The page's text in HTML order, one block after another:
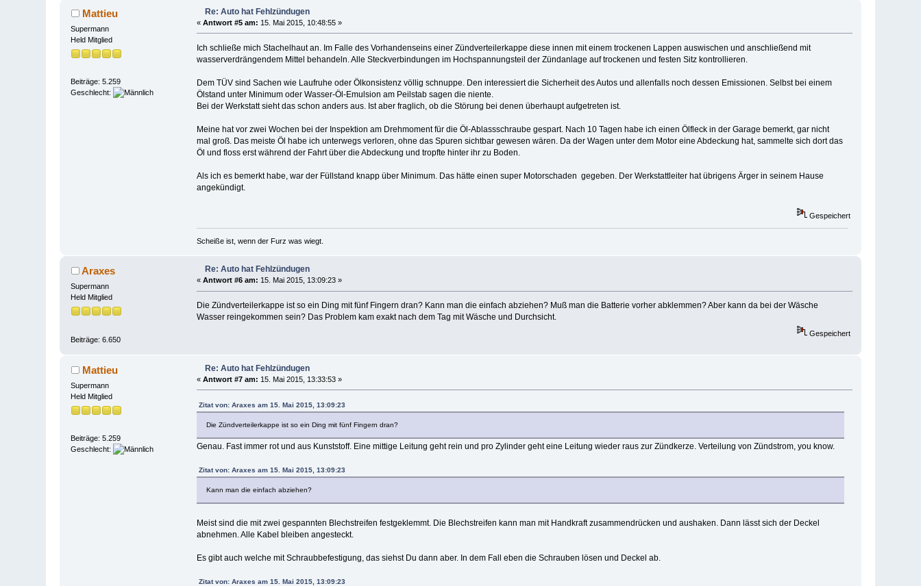
Mattieu
Supermann
Held Mitglied
Beiträge: 5.259
Geschlecht:
Re: Auto hat Fehlzündugen
« Antwort #5 am: 15. Mai 2015, 10:48:55 »
Ich schließe mich Stachelhaut an. Im Falle des Vorhandenseins einer Zündverteilerkappe diese innen mit einem trockenen Lappen auswischen und anschließend mit
wasserverdrängendem Mittel behandeln. Alle Steckverbindungen im Hochspannungsteil der Zündanlage auf trockenen und festen Sitz kontrollieren.
Dem TÜV sind Sachen wie Laufruhe oder Ölkonsistenz völlig schnuppe. Den interessiert die Sicherheit des Autos und allenfalls noch dessen Emissionen. Selbst bei einem
Ölstand unter Minimum oder Wasser-Öl-Emulsion am Peilstab sagen die niente.
Bei der Werkstatt sieht das schon anders aus. Ist aber fraglich, ob die Störung bei denen überhaupt aufgetreten ist.
Meine hat vor zwei Wochen bei der Inspektion am Drehmoment für die Öl-Ablassschraube gespart. Nach 10 Tagen habe ich einen Ölfleck in der Garage bemerkt, gar nicht
mal groß. Das meiste Öl habe ich unterwegs verloren, ohne das Spuren sichtbar gewesen wären. Da der Wagen unter dem Motor eine Abdeckung hat, sammelte sich dort das
Öl und floss erst während der Fahrt über die Abdeckung und tropfte hinter ihr zu Boden.
Als ich es bemerkt habe, war der Füllstand knapp über Minimum. Das hätte einen super Motorschaden gegeben. Der Werkstattleiter hat übrigens Ärger in seinem Hause
angekündigt.
Gespeichert
Scheiße ist, wenn der Furz was wiegt.
Araxes
Supermann
Held Mitglied
Beiträge: 6.650
Re: Auto hat Fehlzündugen
« Antwort #6 am: 15. Mai 2015, 13:09:23 »
Die Zündverteilerkappe ist so ein Ding mit fünf Fingern dran? Kann man die einfach abziehen? Muß man die Batterie vorher abklemmen? Aber kann da bei der Wäsche
Wasser reingekommen sein? Das Problem kam exakt nach dem Tag mit Wäsche und Durchsicht.
Gespeichert
Mattieu
Supermann
Held Mitglied
Beiträge: 5.259
Geschlecht:
Re: Auto hat Fehlzündugen
« Antwort #7 am: 15. Mai 2015, 13:33:53 »
Zitat von: Araxes am 15. Mai 2015, 13:09:23
Die Zündverteilerkappe ist so ein Ding mit fünf Fingern dran?
Genau. Fast immer rot und aus Kunststoff. Eine mittige Leitung geht rein und pro Zylinder geht eine Leitung wieder raus zur Zündkerze. Verteilung von Zündstrom, you know.
Zitat von: Araxes am 15. Mai 2015, 13:09:23
Kann man die einfach abziehen?
Meist sind die mit zwei gespannten Blechstreifen festgeklemmt. Die Blechstreifen kann man mit Handkraft zusammendrücken und aushaken. Dann lässt sich der Deckel
abnehmen. Alle Kabel bleiben angesteckt.
Es gibt auch welche mit Schraubbefestigung, das siehst Du dann aber. In dem Fall eben die Schrauben lösen und Deckel ab.
Zitat von: Araxes am 15. Mai 2015, 13:09:23